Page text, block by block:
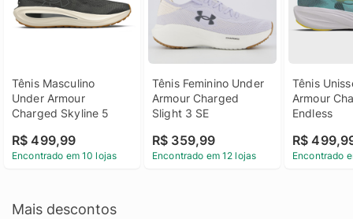
Tênis Masculino
Under Armour
Charged Skyline 5
R$ 499,99
Encontrado em 10 lojas
Tênis Feminino Under
Armour Charged
Slight 3 SE
R$ 359,99
Encontrado em 12 lojas
Tênis
Armour
Endless
R$
Encontrado
Mais descontos